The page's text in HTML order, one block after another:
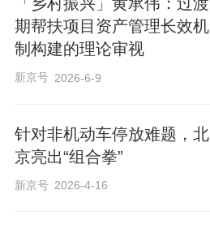
期帮扶项目资产管理长效机
制构建的理论审视
新京号 2026-6-9
针对非机动车停放难题，北
京亮出“组合拳”
新京号 2026-4-16